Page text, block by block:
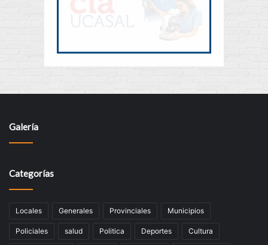
Galería
Categorías
Locales Generales Provinciales Municipios
Policiales salud Politica Deportes Cultura